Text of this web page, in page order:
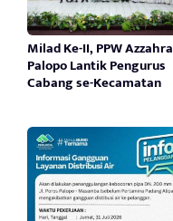
Milad Ke-II, PPW Azzahra
Palopo Lantik Pengurus
Cabang se-Kecamatan